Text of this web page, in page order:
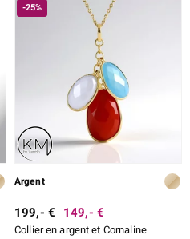
-25%
Argent
199,- € 149,- €
Collier en argent et Cornaline